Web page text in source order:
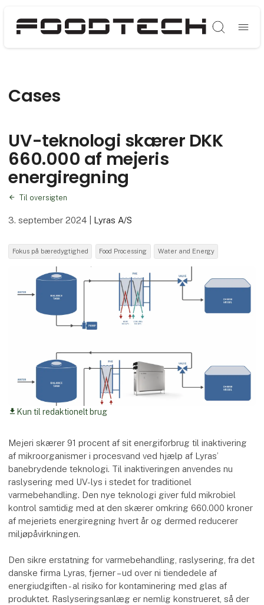
Søg
Cases
UV-teknologi skærer DKK
660.000 af mejeris
energiregning
Til oversigten
3. september 2024 Lyras A/S
Fokus på bæredygtighed Food Processing Water and Energy
download Kun til redaktionelt brug
Mejeri skærer 91 procent af sit energiforbrug til inaktivering
af mikroorganismer i procesvand ved hjælp af Lyras’
banebrydende teknologi. Til inaktiveringen anvendes nu
raslysering med UV-lys i stedet for traditionel
varmebehandling. Den nye teknologi giver fuld mikrobiel
kontrol samtidig med at den skærer omkring 660.000 kroner
af mejeriets energiregning hvert år og dermed reducerer
miljøpåvirkningen.
Den sikre erstatning for varmebehandling, raslysering, fra det
danske firma Lyras, fjerner – ud over ni tiendedele af
energiudgiften - al risiko for kontaminering med glas af
produktet. Raslyseringsanlæg er nemlig konstrueret, så der